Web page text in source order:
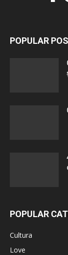
POPULAR
POPULAR
Cultura
Love